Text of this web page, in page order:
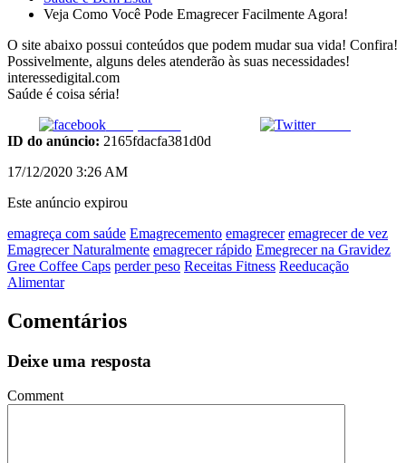
Veja Como Você Pode Emagrecer Facilmente Agora!
O site abaixo possui conteúdos que podem mudar sua vida! Confira!
Possivelmente, alguns deles atenderão às suas necessidades!
interessedigital.com
Saúde é coisa séria!
Compartilhar
Tweet
ID do anúncio: 2165fdacfa381d0d
17/12/2020 3:26 AM
Este anúncio expirou
emagreça com saúde Emagrecemento emagrecer emagrecer de vez
Emagrecer Naturalmente emagrecer rápido Emegrecer na Gravidez
Gree Coffee Caps perder peso Receitas Fitness Reeducação
Alimentar
Comentários
Deixe uma resposta
Comment